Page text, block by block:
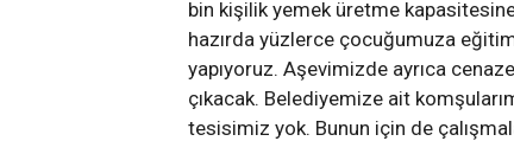
bin kişilik yemek üretme
hazırda yüzlerce çocuğumuza
yapıyoruz. Aşevimizde ayrıca
çıkacak. Belediyemize ait
tesisimiz yok. Bunun için de